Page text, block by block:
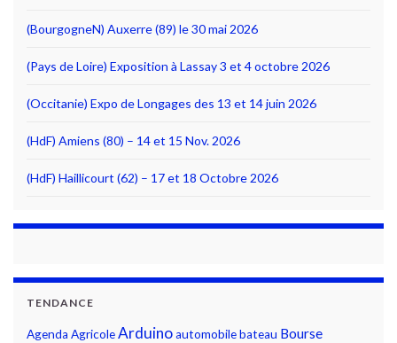
(BourgogneN) Auxerre (89) le 30 mai 2026
(Pays de Loire) Exposition à Lassay 3 et 4 octobre 2026
(Occitanie) Expo de Longages des 13 et 14 juin 2026
(HdF) Amiens (80) – 14 et 15 Nov. 2026
(HdF) Haillicourt (62) – 17 et 18 Octobre 2026
TENDANCE
Agenda AgricoleArduinoautomobilebateau Bourse